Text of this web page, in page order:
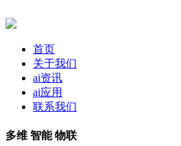
首页
关于我们
ai资讯
ai应用
联系我们
多维 智能 物联